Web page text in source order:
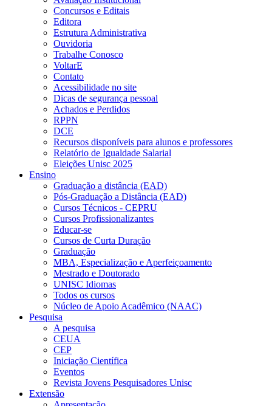
Concursos e Editais
Editora
Estrutura Administrativa
Ouvidoria
Trabalhe Conosco
VoltarE
Contato
Acessibilidade no site
Dicas de segurança pessoal
Achados e Perdidos
RPPN
DCE
Recursos disponíveis para alunos e professores
Relatório de Igualdade Salarial
Eleições Unisc 2025
Ensino
Graduação a distância (EAD)
Pós-Graduação a Distância (EAD)
Cursos Técnicos - CEPRU
Cursos Profissionalizantes
Educar-se
Cursos de Curta Duração
Graduação
MBA, Especialização e Aperfeiçoamento
Mestrado e Doutorado
UNISC Idiomas
Todos os cursos
Núcleo de Apoio Acadêmico (NAAC)
Pesquisa
A pesquisa
CEUA
CEP
Iniciação Científica
Eventos
Revista Jovens Pesquisadores Unisc
Extensão